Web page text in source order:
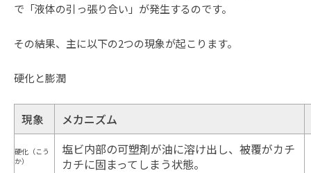
で「液体の引っ張り合い」が発生するのです。
その結果、主に以下の2つの現象が起こります。
硬化と膨潤
現象 メカニズム
硬化（こう
か）
塩ビ内部の可塑剤が油に溶け出し、被覆がカチ
カチに固まってしまう状態。